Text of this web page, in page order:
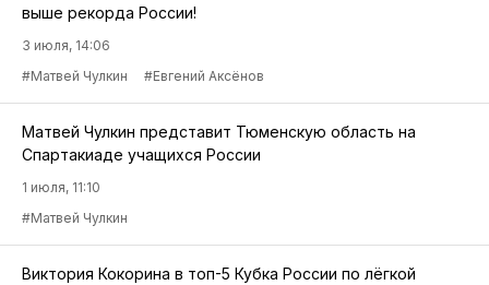
выше рекорда России!
3 июля, 14:06
#Матвей Чулкин
#Евгений Аксёнов
Матвей Чулкин представит Тюменскую область на
Спартакиаде учащихся России
1 июля, 11:10
#Матвей Чулкин
Виктория Кокорина в топ-5 Кубка России по лёгкой